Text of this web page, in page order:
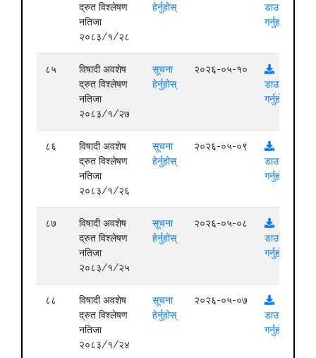
द्रुत विश्लेषण
नतिजा
२०८३/१/२८
हेर्नुहोस्
डाउनलोड
गर्नुहोस्
८५
विषादी अवशेष
द्रुत विश्लेषण
नतिजा
२०८३/१/२७
सूचना
हेर्नुहोस्
२०२६-०५-१०
डाउनलोड
गर्नुहोस्
८६
विषादी अवशेष
द्रुत विश्लेषण
नतिजा
२०८३/१/२६
सूचना
हेर्नुहोस्
२०२६-०५-०९
डाउनलोड
गर्नुहोस्
८७
विषादी अवशेष
द्रुत विश्लेषण
नतिजा
२०८३/१/२५
सूचना
हेर्नुहोस्
२०२६-०५-०८
डाउनलोड
गर्नुहोस्
८८
विषादी अवशेष
द्रुत विश्लेषण
नतिजा
२०८३/१/२४
सूचना
हेर्नुहोस्
२०२६-०५-०७
डाउनलोड
गर्नुहोस्